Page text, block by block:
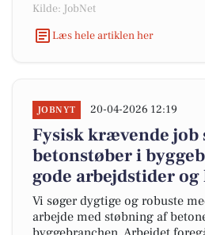
Kilde: JobNet
Læs hele artiklen her
JOBNYT 20-04-2026 12:19
Fysisk krævende job
betonstøber i
gode arbejdstider og
Vi søger dygtige og robuste
arbejde med støbning af